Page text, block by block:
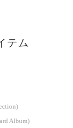
テム
Album)